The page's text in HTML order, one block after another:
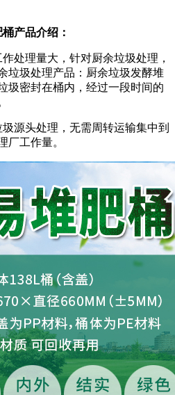
产品介绍：
处理量大，针对厨余垃圾处理，
垃圾处理产品：厨余垃圾发酵堆
圾密封在桶内，经过一段时间的
源头处理，无需周转运输集中到
厂工作量。